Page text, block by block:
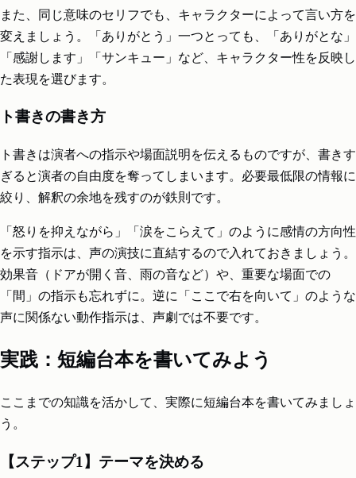
また、同じ意味のセリフでも、キャラクターによって言い方を
変えましょう。「ありがとう」一つとっても、「ありがとな」
「感謝します」「サンキュー」など、キャラクター性を反映し
た表現を選びます。
ト書きの書き方
ト書きは演者への指示や場面説明を伝えるものですが、書きす
ぎると演者の自由度を奪ってしまいます。必要最低限の情報に
絞り、解釈の余地を残すのが鉄則です。
「怒りを抑えながら」「涙をこらえて」のように感情の方向性
を示す指示は、声の演技に直結するので入れておきましょう。
効果音（ドアが開く音、雨の音など）や、重要な場面での
「間」の指示も忘れずに。逆に「ここで右を向いて」のような
声に関係ない動作指示は、声劇では不要です。
実践：短編台本を書いてみよう
ここまでの知識を活かして、実際に短編台本を書いてみましょ
う。
【ステップ1】テーマを決める